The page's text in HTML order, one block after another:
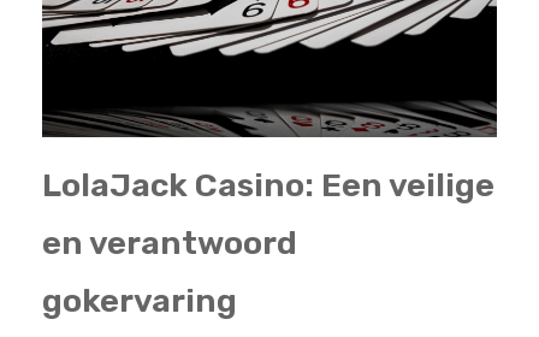
LolaJack Casino: Een veilige
en verantwoord
gokervaring